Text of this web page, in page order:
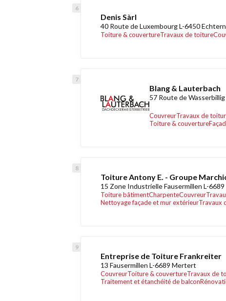
Denis Sàrl
40 Route de Luxembourg L-6450
Toiture & couvertureTravaux de toiture
Blang & Lauterbach
57 Route de
CouvreurTravaux de
Toiture & couverture
Toiture Antony E. - Groupe
15 Zone Industrielle Fausermillen L-
Toiture bâtimentCharpenteCouvreur
Nettoyage façade et mur extérieurTravaux
Entreprise de Toiture Frankreiter
13 Fausermillen L-6689 Mertert
CouvreurToiture & couvertureTravaux de
Traitement et étanchéité de balcon